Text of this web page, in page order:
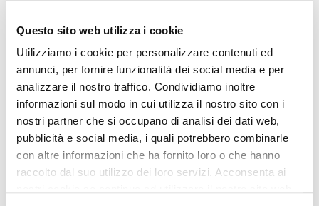
Questo sito web utilizza i cookie
Utilizziamo i cookie per personalizzare contenuti ed
annunci, per fornire funzionalità dei social media e per
analizzare il nostro traffico. Condividiamo inoltre
informazioni sul modo in cui utilizza il nostro sito con i
nostri partner che si occupano di analisi dei dati web,
pubblicità e social media, i quali potrebbero combinarle
con altre informazioni che ha fornito loro o che hanno
raccolto dal suo utilizzo dei loro servizi. Acconsenta ai